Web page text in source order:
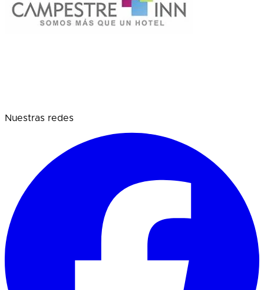
Nuestras redes